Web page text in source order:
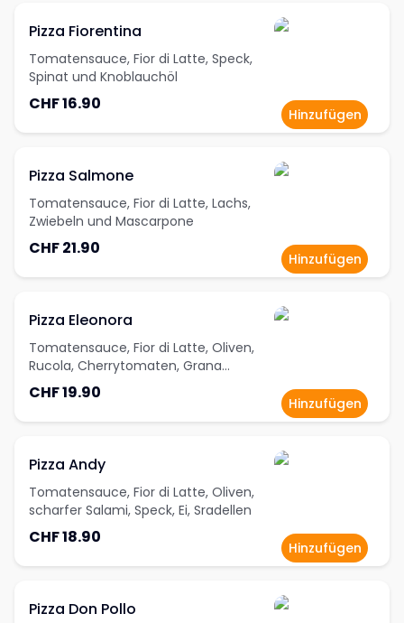
Pizza Fiorentina
Tomatensauce, Fior di Latte, Speck,
Spinat und Knoblauchöl
CHF 16.90
Hinzufügen
Pizza Salmone
Tomatensauce, Fior di Latte, Lachs,
Zwiebeln und Mascarpone
CHF 21.90
Hinzufügen
Pizza Eleonora
Tomatensauce, Fior di Latte, Oliven,
Rucola, Cherrytomaten, Grana
Padano, gegrilltes Gemüse (Zucchetti,
Peperoni und Auberginen)
CHF 19.90
Hinzufügen
Pizza Andy
Tomatensauce, Fior di Latte, Oliven,
scharfer Salami, Speck, Ei, Sradellen
CHF 18.90
Hinzufügen
Pizza Don Pollo